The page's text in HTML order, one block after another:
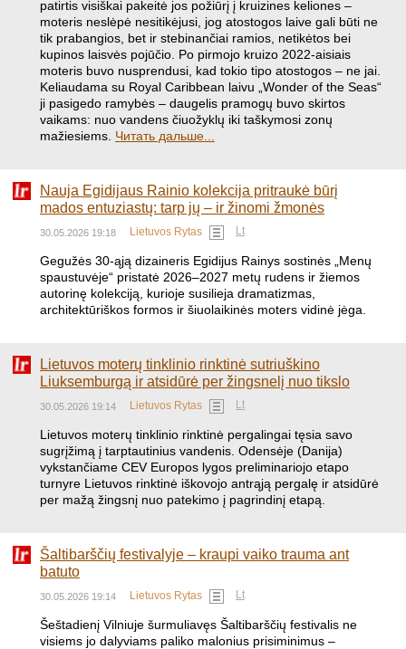
patirtis visiškai pakeitė jos požiūrį į kruizines keliones –
moteris neslėpė nesitikėjusi, jog atostogos laive gali būti ne
tik prabangios, bet ir stebinančiai ramios, netikėtos bei
kupinos laisvės pojūčio. Po pirmojo kruizo 2022-aisiais
moteris buvo nusprendusi, kad tokio tipo atostogos – ne jai.
Keliaudama su Royal Caribbean laivu „Wonder of the Seas“
ji pasigedo ramybės – daugelis pramogų buvo skirtos
vaikams: nuo vandens čiuožyklų iki taškymosi zonų
mažiesiems. Читать дальше...
Nauja Egidijaus Rainio kolekcija pritraukė būrį
mados entuziastų: tarp jų – ir žinomi žmonės
30.05.2026 19:18 Lietuvos Rytas Lt
​Gegužės 30-ąją dizaineris Egidijus Rainys sostinės „Menų
spaustuvėje“ pristatė 2026–2027 metų rudens ir žiemos
autorinę kolekciją, kurioje susilieja dramatizmas,
architektūriškos formos ir šiuolaikinės moters vidinė jėga.
Lietuvos moterų tinklinio rinktinė sutriuškino
Liuksemburgą ir atsidūrė per žingsnelį nuo tikslo
30.05.2026 19:14 Lietuvos Rytas Lt
​Lietuvos moterų tinklinio rinktinė pergalingai tęsia savo
sugrįžimą į tarptautinius vandenis. Odensėje (Danija)
vykstančiame CEV Europos lygos preliminariojo etapo
turnyre Lietuvos rinktinė iškovojo antrąją pergalę ir atsidūrė
per mažą žingsnį nuo patekimo į pagrindinį etapą.
Šaltibarščių festivalyje – kraupi vaiko trauma ant
batuto
30.05.2026 19:14 Lietuvos Rytas Lt
Šeštadienį Vilniuje šurmuliavęs Šaltibarščių festivalis ne
visiems jo dalyviams paliko malonius prisiminimus –